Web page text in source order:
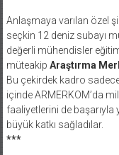
Anlaşmaya varılan özel
seçkin 12 deniz subayı
değerli mühendisler
müteakip Araştırma
Bu çekirdek kadro
içinde ARMERKOM’da
faaliyetlerini de başarıyla
büyük katkı sağladılar.
***